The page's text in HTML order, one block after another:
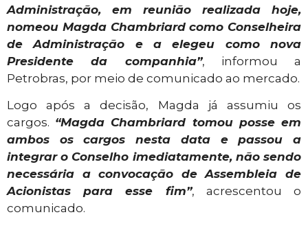
Administração, em reunião realizada hoje,
nomeou Magda Chambriard como Conselheira
de Administração e a elegeu como nova
Presidente da companhia”, informou a
Petrobras, por meio de comunicado ao mercado.
Logo após a decisão, Magda já assumiu os
cargos. “Magda Chambriard tomou posse em
ambos os cargos nesta data e passou a
integrar o Conselho imediatamente, não sendo
necessária a convocação de Assembleia de
Acionistas para esse fim”, acrescentou o
comunicado.